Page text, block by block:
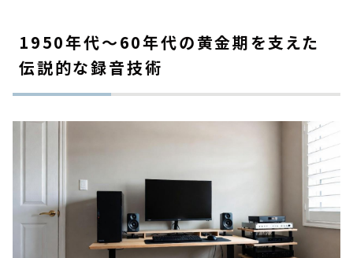
1950年代〜60年代の黄金期を支えた
伝説的な録音技術